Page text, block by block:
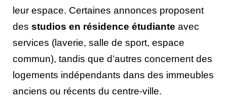
leur espace. Certaines annonces proposent
des studios en résidence étudiante avec
services (laverie, salle de sport, espace
commun), tandis que d’autres concernent des
logements indépendants dans des immeubles
anciens ou récents du centre-ville.